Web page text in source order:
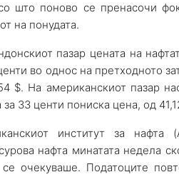
што поново се пренасочи
на понудата.
пазар цената на
во однос на претходното
$. На американскиот пазар
за 33 центи пониска цена, од
институт за нафта
нафта минатата недела
очекуваше. Податоците